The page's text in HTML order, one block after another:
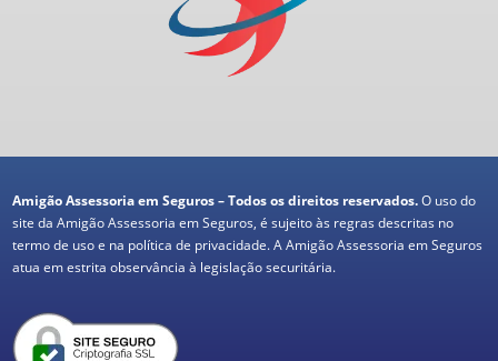
Amigão Assessoria em Seguros – Todos os direitos reservados.O uso do
site da Amigão Assessoria em Seguros, é sujeito às regras descritas no
termo de uso e na política de privacidade. A Amigão Assessoria em Seguros
atua em estrita observância à legislação securitária.